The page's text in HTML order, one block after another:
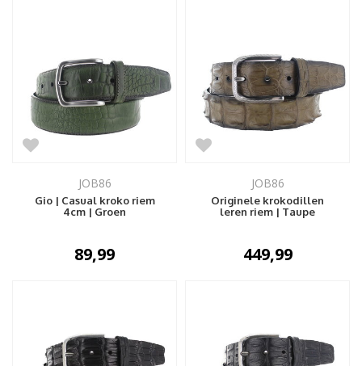
JOB86
Gio | Casual kroko riem
4cm | Groen
89,99
JOB86
Originele krokodillen
leren riem | Taupe
449,99